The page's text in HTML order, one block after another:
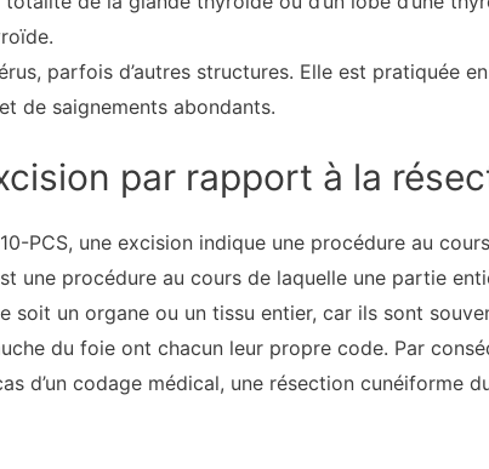
parfois d’autres structures. Elle est pratiquée
de saignements abondants.
par rapport à la
PCS, une excision indique une procédure au
une procédure au cours de laquelle une partie
soit un organe ou un tissu entier, car ils sont
du foie ont chacun leur propre code. Par
d’un codage médical, une résection cunéiforme